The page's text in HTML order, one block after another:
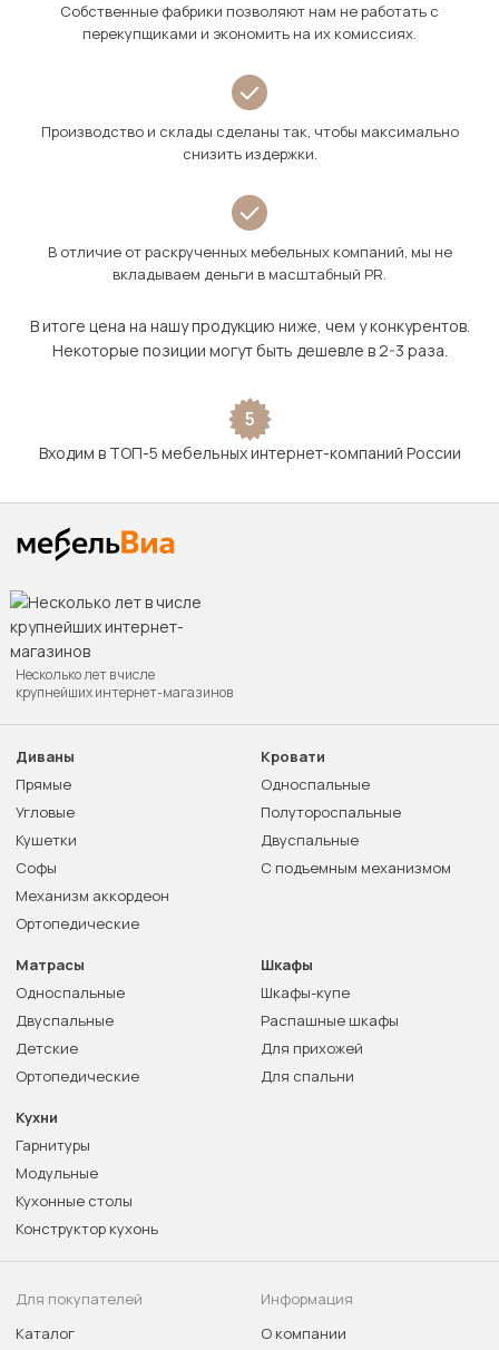
Собственные фабрики позволяют нам не работать с
перекупщиками и экономить на их комиссиях.
Производство и склады сделаны так, чтобы максимально
снизить издержки.
В отличие от раскрученных мебельных компаний, мы не
вкладываем деньги в масштабный PR.
В итоге цена на нашу продукцию ниже, чем у конкурентов.
Некоторые позиции могут быть дешевле в 2-3 раза.
5
Входим в ТОП-5 мебельных интернет-компаний России
Несколько лет в числе
крупнейших интернет-магазинов
Диваны
Прямые
Угловые
Кушетки
Софы
Механизм аккордеон
Ортопедические
Кровати
Односпальные
Полутороспальные
Двуспальные
С подъемным механизмом
Матрасы
Односпальные
Двуспальные
Детские
Ортопедические
Шкафы
Шкафы-купе
Распашные шкафы
Для прихожей
Для спальни
Кухни
Гарнитуры
Модульные
Кухонные столы
Конструктор кухонь
Для покупателей
Каталог
Информация
О компании